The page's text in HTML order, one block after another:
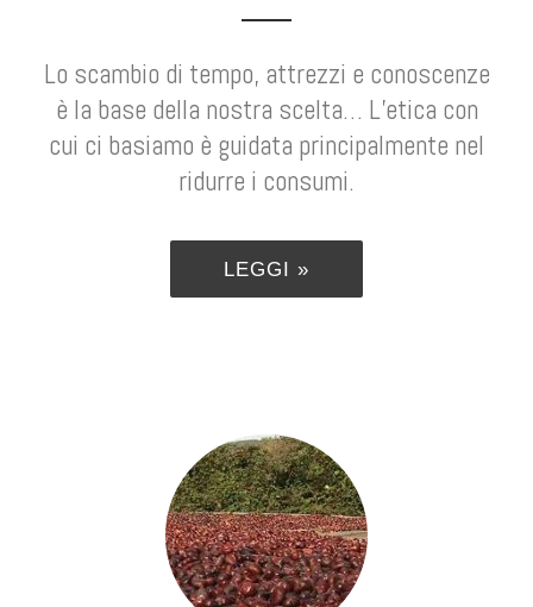
Lo scambio di tempo, attrezzi e conoscenze
è la base della nostra scelta… L’etica con
cui ci basiamo è guidata principalmente nel
ridurre i consumi.
LEGGI »